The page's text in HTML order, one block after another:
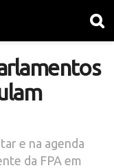
e na agenda
da FPA em